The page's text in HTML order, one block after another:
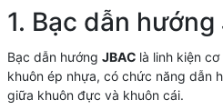
1. Bạc dẫn hướng
Bạc dẫn hướng JBAC là linh kiện
khuôn ép nhựa, có chức năng dẫn
giữa khuôn đực và khuôn cái.